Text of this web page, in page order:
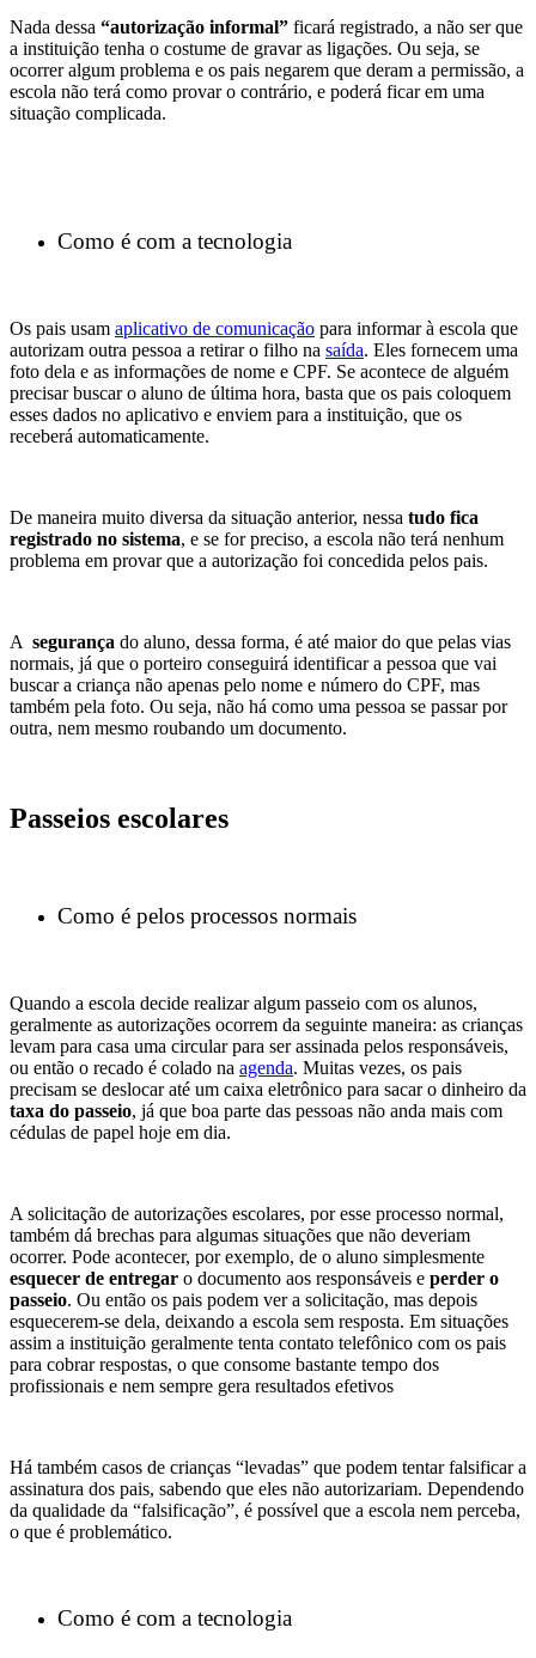
Nada dessa “autorização informal” ficará registrado, a não ser que
a instituição tenha o costume de gravar as ligações. Ou seja, se
ocorrer algum problema e os pais negarem que deram a permissão, a
escola não terá como provar o contrário, e poderá ficar em uma
situação complicada.
Como é com a tecnologia
Os pais usam aplicativo de comunicação para informar à escola que
autorizam outra pessoa a retirar o filho na saída. Eles fornecem uma
foto dela e as informações de nome e CPF. Se acontece de alguém
precisar buscar o aluno de última hora, basta que os pais coloquem
esses dados no aplicativo e enviem para a instituição, que os
receberá automaticamente.
De maneira muito diversa da situação anterior, nessa tudo fica
registrado no sistema, e se for preciso, a escola não terá nenhum
problema em provar que a autorização foi concedida pelos pais.
A segurança do aluno, dessa forma, é até maior do que pelas vias
normais, já que o porteiro conseguirá identificar a pessoa que vai
buscar a criança não apenas pelo nome e número do CPF, mas
também pela foto. Ou seja, não há como uma pessoa se passar por
outra, nem mesmo roubando um documento.
Passeios escolares
Como é pelos processos normais
Quando a escola decide realizar algum passeio com os alunos,
geralmente as autorizações ocorrem da seguinte maneira: as crianças
levam para casa uma circular para ser assinada pelos responsáveis,
ou então o recado é colado na agenda. Muitas vezes, os pais
precisam se deslocar até um caixa eletrônico para sacar o dinheiro da
taxa do passeio, já que boa parte das pessoas não anda mais com
cédulas de papel hoje em dia.
A solicitação de autorizações escolares, por esse processo normal,
também dá brechas para algumas situações que não deveriam
ocorrer. Pode acontecer, por exemplo, de o aluno simplesmente
esquecer de entregar o documento aos responsáveis e perder o
passeio. Ou então os pais podem ver a solicitação, mas depois
esquecerem-se dela, deixando a escola sem resposta. Em situações
assim a instituição geralmente tenta contato telefônico com os pais
para cobrar respostas, o que consome bastante tempo dos
profissionais e nem sempre gera resultados efetivos
Há também casos de crianças “levadas” que podem tentar falsificar a
assinatura dos pais, sabendo que eles não autorizariam. Dependendo
da qualidade da “falsificação”, é possível que a escola nem perceba,
o que é problemático.
Como é com a tecnologia